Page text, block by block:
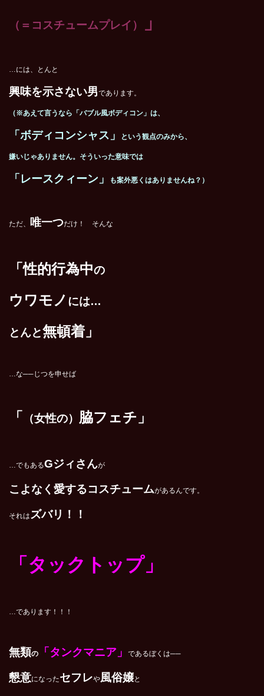
（＝コスチュームプレイ） 」
…には、とんと
興味を示さない男であります。
（※あえて言うなら「バブル風ボディコン」は、
「ボディコンシャス」 という観点のみから、
嫌いじゃありません。そういった意味では
「レースクィーン」 も案外悪くはありませんね？）
ただ、 唯一つだけ！ そんな
「性的行為中の
ウワモノ には…
とんと無頓着」
…な──じつを申せば
「 （女性の） 脇フェチ」
…でもあるGジィさんが
こよなく愛するコスチュームがあるんです。
それは ズバリ！！
「タックトップ」
…であります！！！
無類の 「タンクマニア」 であるぼくは──
懇意になったセフレや風俗嬢と